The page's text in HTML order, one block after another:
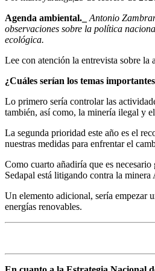
Agenda ambiental._
Antonio
observaciones sobre la política
ecológica.
Lee con atención la entrevista sobre la
¿Cuáles serían los temas
Lo primero sería controlar las
también, así como, la minería ilegal y
La segunda prioridad este año es el
nuestras medidas para enfrentar el
Como cuarto añadiría que es
Sedapal está litigando contra la
Un elemento adicional, sería empezar
energías renovables.